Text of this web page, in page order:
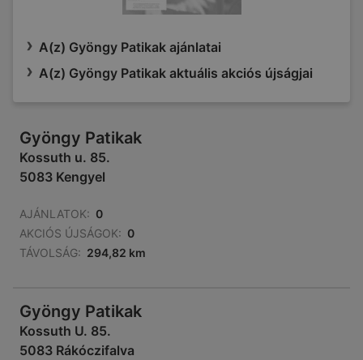
A(z) Gyöngy Patikak ajánlatai
A(z) Gyöngy Patikak aktuális akciós újságjai
Gyöngy Patikak
Kossuth u. 85.
5083 Kengyel
AJÁNLATOK: 0
AKCIÓS ÚJSÁGOK: 0
TÁVOLSÁG: 294,82 km
Gyöngy Patikak
Kossuth U. 85.
5083 Rákóczifalva